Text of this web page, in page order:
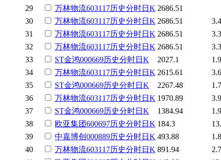
29
万林物流603117历史分时日K 2686.51
30
万林物流603117历史分时日K 2686.51
31
万林物流603117历史分时日K 2686.51
32
万林物流603117历史分时日K 2686.51
33
ST金鸿000669历史分时日K 2027.1
34
万林物流603117历史分时日K 2615.61
35
ST金鸿000669历史分时日K 2267.48
36
万林物流603117历史分时日K 1970.89
37
ST金鸿000669历史分时日K 1384.94
38
欧亚集团600697历史分时日K 184.3
39
中嘉博创 000889历史分时日K 493.88
40
万林物流603117历史分时日K 891.94